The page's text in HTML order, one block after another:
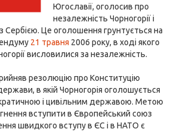
Югославії, оголосив про
незалежність Чорногорії і
з Сербією. Це оголошення грунтується на
21 травня 2006 року, в ході якого
висловилися за незалежність.
резолюцію про Конституцію
в якій Чорногорія оголошується
і цивільним державою. Метою
вступити в Європейський союз
швидкого вступу в ЄС і в НАТО є